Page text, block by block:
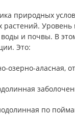
природных
растений. Уровень
воды и почвы. В
Это:
озерно-аласная,
по